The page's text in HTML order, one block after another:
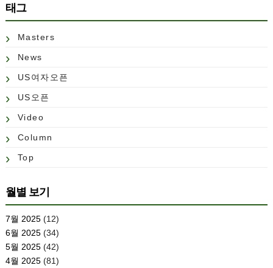
태그
Masters
News
US여자오픈
US오픈
Video
Column
Top
월별 보기
7월 2025(12)
6월 2025(34)
5월 2025(42)
4월 2025(81)